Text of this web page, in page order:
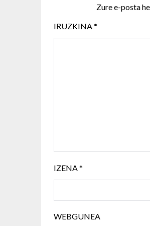
Zure e-posta
IRUZKINA*
IZENA*
WEBGUNEA